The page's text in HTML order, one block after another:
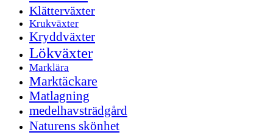
Klätterväxter
Krukväxter
Kryddväxter
Lökväxter
Marklära
Marktäckare
Matlagning
medelhavsträdgård
Naturens skönhet